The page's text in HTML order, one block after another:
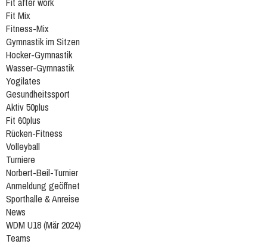
Fit Mix
Fitness-Mix
Gymnastik im Sitzen
Hocker-Gymnastik
Wasser-Gymnastik
Yogilates
Gesundheitssport
Aktiv 50plus
Fit 60plus
Rücken-Fitness
Volleyball
Turniere
Norbert-Beil-Turnier
Anmeldung geöffnet
Sporthalle & Anreise
News
WDM U18 (Mär 2024)
Teams